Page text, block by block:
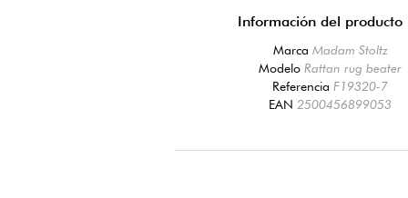
Información del producto
Marca Madam Stoltz
ModeloRattan rug beater
ReferenciaF19320-7
EAN 2500456899053